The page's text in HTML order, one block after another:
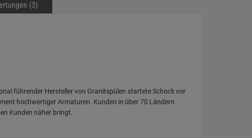
(3)
führender Hersteller von Granitspülen startete Schock vor
hochwertiger Armaturen. Kunden in über 70 Ländern
Kunden näher bringt.